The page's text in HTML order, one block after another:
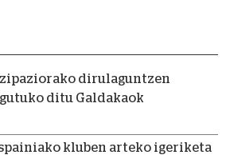
dirulaguntzen
ditu Galdakaok
kluben arteko igeriketa